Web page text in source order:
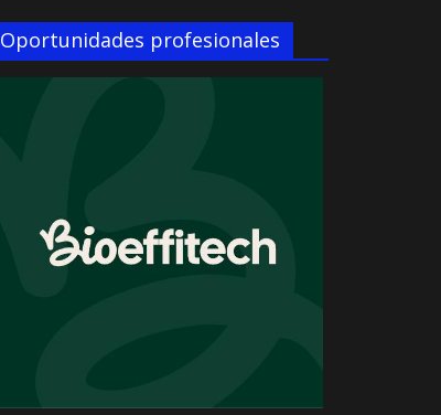
Oportunidades profesionales